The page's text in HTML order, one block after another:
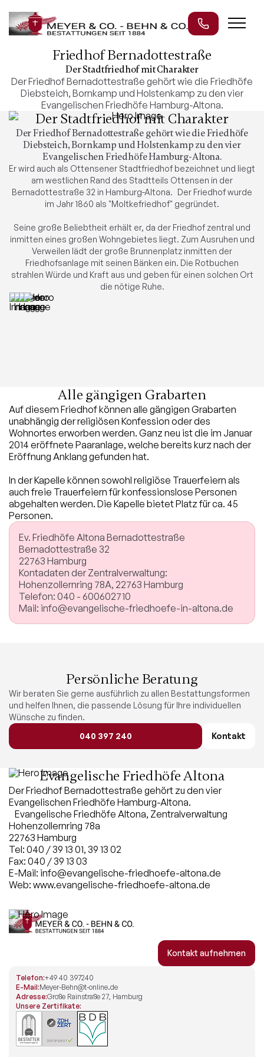
Friedhof Bernadottestraße
Der Stadtfriedhof mit Charakter
Der Friedhof Bernadottestraße gehört wie die Friedhöfe
Diebsteich, Bornkamp und Holstenkamp zu den vier
Evangelischen Friedhöfe Hamburg-Altona.
Der Stadtfriedhof mit Charakter
Der Friedhof Bernadottestraße gehört wie die Friedhöfe
Diebsteich, Bornkamp und Holstenkamp zu den vier
Evangelischen Friedhöfe Hamburg-Altona.
Er wird auch als Ottensener Stadtfriedhof bezeichnet und liegt
am westlichen Rand des Stadtteils Ottensen in der
Bernadottestraße 32 in Hamburg-Altona. Der Friedhof wurde
im Jahr 1860 als "Moltkefriedhof" gegründet.
Seine große Beliebtheit erhält er, da der Friedhof zentral und
inmitten eines großen Wohngebietes liegt. Zum Ausruhen und
Verweilen lädt der große Brunnenplatz inmitten der
Friedhofsanlage mit seinen Bänken ein. Die Rotbuchen
strahlen Würde und Kraft aus und geben für einen solchen Ort
die nötige Ruhe.
Alle gängigen Grabarten
Auf diesem Friedhof können alle gängigen Grabarten
unabhängig der religiösen Konfession oder des
Wohnortes erworben werden. Ganz neu ist die im Januar
2014 eröffnete Paaranlage, welche bereits kurz nach der
Eröffnung Anklang gefunden hat.
In der Kapelle können sowohl religiöse Trauerfeiern als
auch freie Trauerfeiern für konfessionslose Personen
abgehalten werden. Die Kapelle bietet Platz für ca. 45
Personen.
Ev. Friedhöfe Altona Bernadottestraße
Bernadottestraße 32
22763 Hamburg
Kontadaten der Zentralverwaltung:
Hohenzollernring 78A, 22763 Hamburg
Telefon: 040 - 600602710
Mail: info@evangelische-friedhoefe-in-altona.de
Persönliche Beratung
Wir beraten Sie gerne ausführlich zu allen Bestattungsformen
und helfen Ihnen, die passende Lösung für Ihre individuellen
Wünsche zu finden.
040 397 240
Kontakt
Evangelische Friedhöfe Altona
Der Friedhof Bernadottestraße gehört zu den vier
Evangelischen Friedhöfe Hamburg-Altona.
Evangelische Friedhöfe Altona, Zentralverwaltung
Hohenzollernring 78a
22763 Hamburg
Tel: 040 / 39 13 01, 39 13 02
Fax: 040 / 39 13 03
E-Mail: info@evangelische-friedhoefe-altona.de
Web: www.evangelische-friedhoefe-altona.de
Kontakt aufnehmen
Telefon:+49 40 397240
E-Mail:Meyer-Behn@t-online.de
Adresse:Große Rainstraße 27, Hamburg
Unsere Zertifikate: